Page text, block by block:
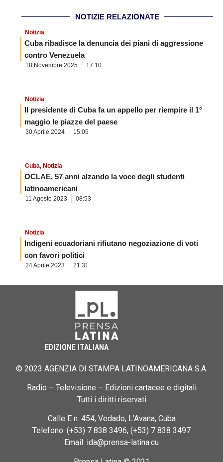
NOTIZIE RELAZIONATE
Notizia
Cuba ribadisce la denuncia dei piani di aggressione
contro Venezuela
18 Novembre 2025 17:10
Notizia
Il presidente di Cuba fa un appello per riempire il 1°
maggio le piazze del paese
30 Aprile 2024 15:05
Cuba, Notizia
OCLAE, 57 anni alzando la voce degli studenti
latinoamericani
11 Agosto 2023 08:53
Notizia
Indigeni ecuadoriani rifiutano negoziazione di voti
con favori politici
24 Aprile 2023 21:31
EDIZIONE ITALIANA
© 2023 AGENZIA DI STAMPA LATINOAMERICANA S.A.
Radio – Televisione – Edizioni cartacee e digitali
Tutti i diritti riservati
Calle E n. 454, Vedado, L’Avana, Cuba
Telefono: (+53) 7 838 3496, (+53) 7 838 3497
Email: ida@prensa-latina.cu